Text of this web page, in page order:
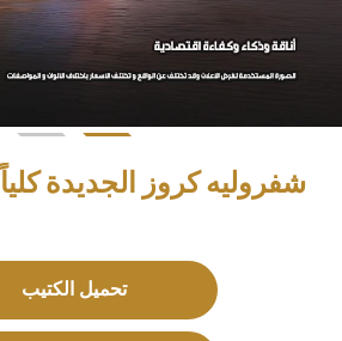
شفروليه كروز الجديدة كلياً 2026
تحميل الكتيب